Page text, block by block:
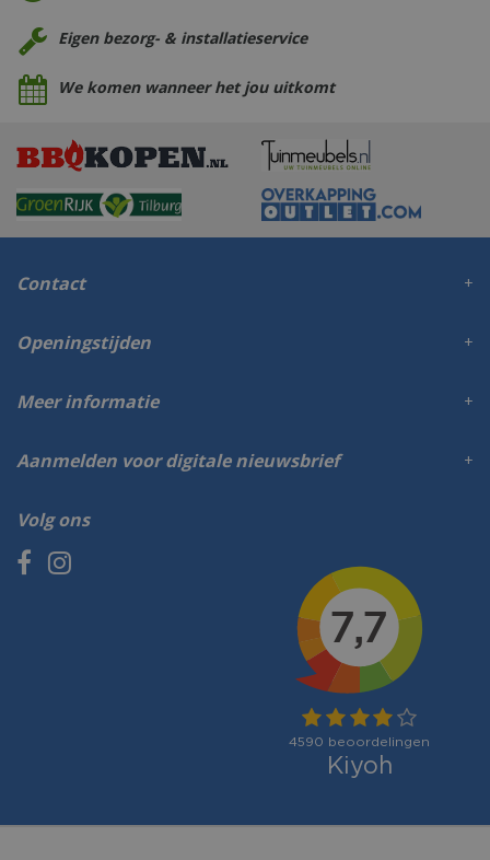
Eigen bezorg- & installatieservice
We komen wanneer het jou uitkomt
Contact
Volg ons
Openingstijden
Meer informatie
Aanmelden voor digitale nieuwsbrief